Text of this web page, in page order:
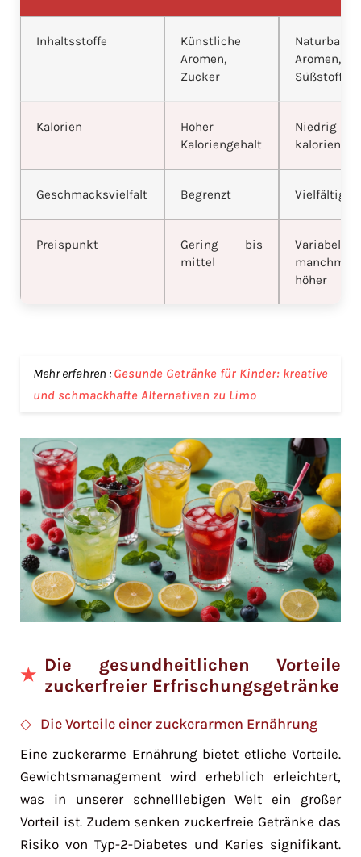
Inhaltsstoffe
Künstliche
Aromen,
Zucker
Aromen,
Süßstoffe
Kalorien
Hoher
Kaloriengehalt
Niedrig
kalorienfrei
Geschmacksvielfalt Begrenzt Vielfältig
Preispunkt
Gering bis
mittel
Variabel,
manchmal
höher
Mehr erfahren : Gesunde Getränke für Kinder: kreative
und schmackhafte Alternativen zu Limo
Die gesundheitlichen Vorteile
zuckerfreier Erfrischungsgetränke
Die Vorteile einer zuckerarmen Ernährung
Eine zuckerarme Ernährung bietet etliche Vorteile.
Gewichtsmanagement wird erheblich erleichtert,
was in unserer schnelllebigen Welt ein großer
Vorteil ist. Zudem senken zuckerfreie Getränke das
Risiko von Typ-2-Diabetes und Karies signifikant.